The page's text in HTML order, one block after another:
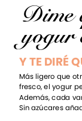
YTE DIRÉ
Dime
yogur
Másligero que
fresco, el yogur
Además, cada
Sinazúcares